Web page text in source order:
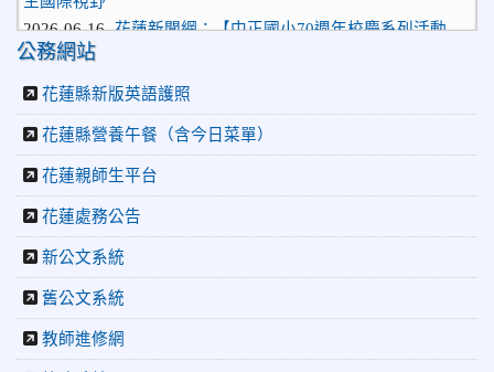
花蓮新聞網：【中正國小70週年校慶系列活動
「游藝飛揚」晚會登場】 師生家長齊聚一堂 共譜「時光樂
章．經典再現」
2026-06-16 更生新聞網：中正國小創校70週年「游藝飛揚」
才藝晚會登場
2026-06-10 教育廣播電台：揮別童年迎向青春 中正國小畢業
師生自製畢業歌曲
2026-06-10 教育廣播電台：尋覓歷史記憶 花蓮中正國小社團
體驗闖關探索歷史
2026-04-30 讓愛閃閃發光！中正國小「小老闆大市集」愛心
捐助光復國小
2026-07-22
花蓮新聞網：花蓮市中正國小跆拳道隊捷報連
連 三大賽事勇奪20金12銀6銅 展現深厚培訓實力
2026-07-22 更生新聞網：中正國小跆拳道隊金光閃閃全國少
年盃勇奪3金4銀、市長盃橫掃13金
公務網站
花蓮縣新版英語護照
花蓮縣營養午餐（含今日菜單）
花蓮親師生平台
花蓮處務公告
新公文系統
舊公文系統
教師進修網